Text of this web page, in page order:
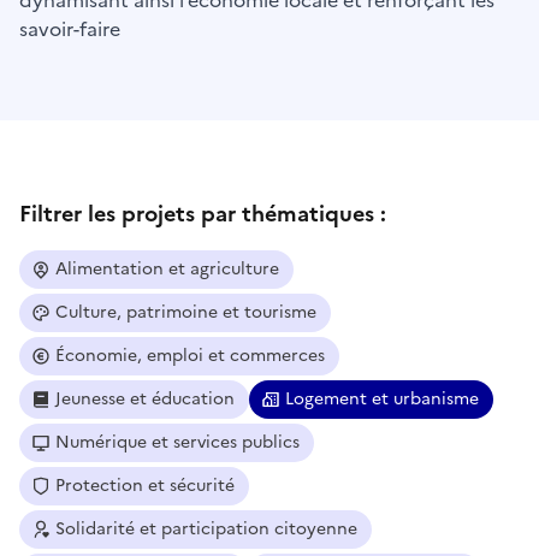
savoir-faire
Filtrer les projets par thématiques :
Alimentation et agriculture
Culture, patrimoine et tourisme
Économie, emploi et commerces
Jeunesse et éducation
Logement et urbanisme
Numérique et services publics
Protection et sécurité
Solidarité et participation citoyenne